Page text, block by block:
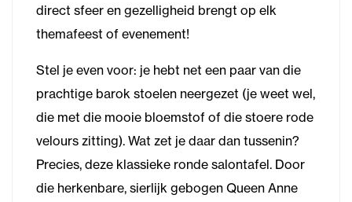
direct sfeer en gezelligheid brengt op elk
themafeest of evenement!
Stel je even voor: je hebt net een paar van die
prachtige barok stoelen neergezet (je weet wel,
die met die mooie bloemstof of die stoere rode
velours zitting). Wat zet je daar dan tussenin?
Precies, deze klassieke ronde salontafel. Door
die herkenbare, sierlijk gebogen Queen Anne